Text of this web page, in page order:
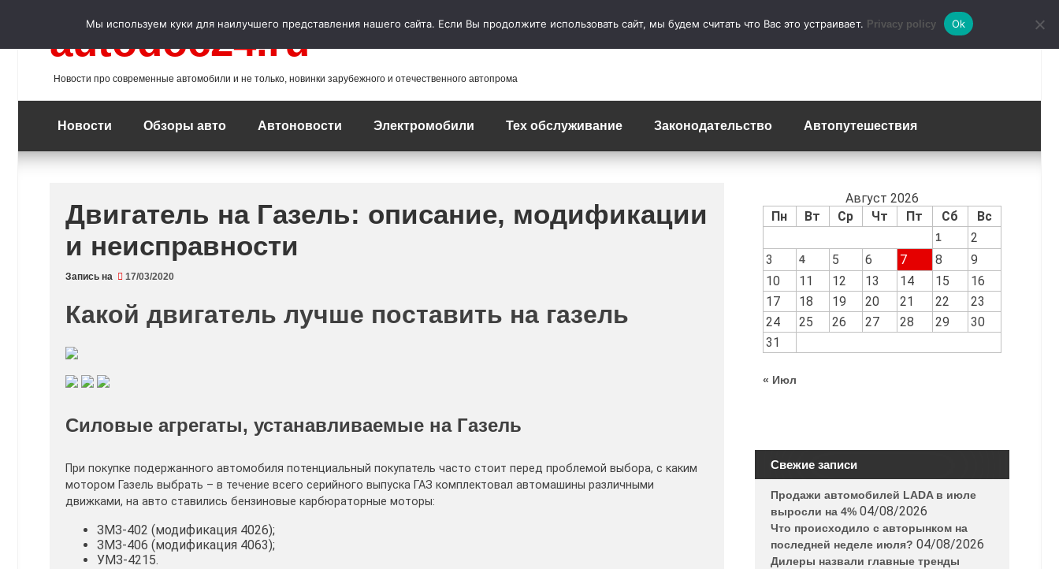
autodoc24.ru
Новости про современные автомобили и не только, новинки зарубежного и отечественного автопрома
Новости Обзоры авто Автоновости Электромобили Тех обслуживание Законодательство Автопутешествия
Двигатель на Газель: описание, модификации
и неисправности
Запись на 17/03/2020
Какой двигатель лучше поставить на газель
Силовые агрегаты, устанавливаемые на Газель
При покупке подержанного автомобиля потенциальный покупатель часто стоит перед проблемой выбора, с каким
мотором Газель выбрать – в течение всего серийного выпуска ГАЗ комплектовал автомашины различными
движками, на авто ставились бензиновые карбюраторные моторы:
ЗМЗ-402 (модификация 4026);
ЗМЗ-406 (модификация 4063);
УМЗ-4215.
Август 2026
Пн
Вт Ср Чт Пт Сб Вс
1
2
3
4 5 6 7 8
9
10
11 12 13 14 15
16
17
18 19 20 21 22
23
24
25 26 27 28 29
30
31
« Июл
Свежие записи
Продажи автомобилей LADA в июле
выросли на 4% 04/08/2026
Что происходило с авторынком на
последней неделе июля? 04/08/2026
Дилеры назвали главные тренды
Мы используем куки для наилучшего представления нашего сайта. Если Вы продолжите использовать сайт, мы будем считать что Вас это устраивает. Privacy policy Ok